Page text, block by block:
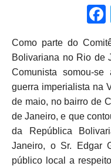
Como parte do
Bolivariana no Rio de
Comunista somou-
guerra imperialista na
de maio, no bairro de
de Janeiro, e que
da República
Janeiro, o Sr. Edgar
público local a